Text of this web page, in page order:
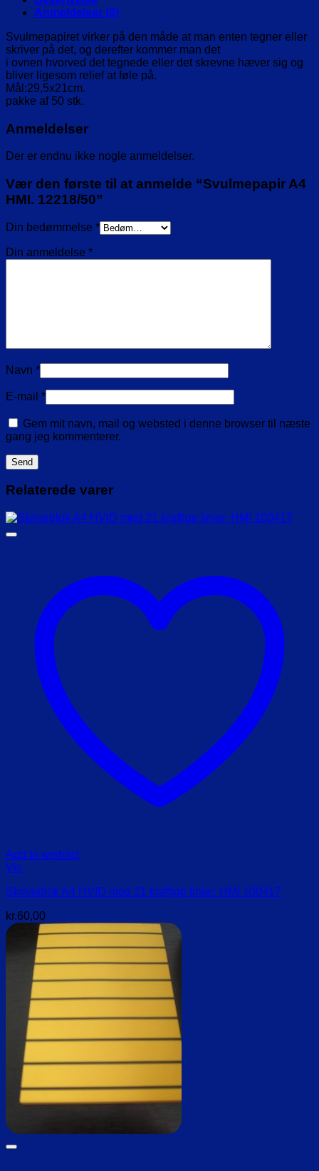
Anmeldelser (0)
Svulmepapiret virker på den måde at man enten tegner eller
skriver på det, og derefter kommer man det
i ovnen hvorved det tegnede eller det skrevne hæver sig og
bliver ligesom relief at føle på.
Mål:29,5x21cm.
pakke af 50 stk.
Anmeldelser
Der er endnu ikke nogle anmeldelser.
Vær den første til at anmelde “Svulmepapir A4
HMI. 12218/50”
Din bedømmelse *
Din anmeldelse *
Navn *
E-mail *
Gem mit navn, mail og websted i denne browser til næste
gang jeg kommenterer.
Relaterede varer
Add to wishlist
Vis
Skriveblok A4 HVID med 21 kraftige linier. HMI 100417
kr.60,00